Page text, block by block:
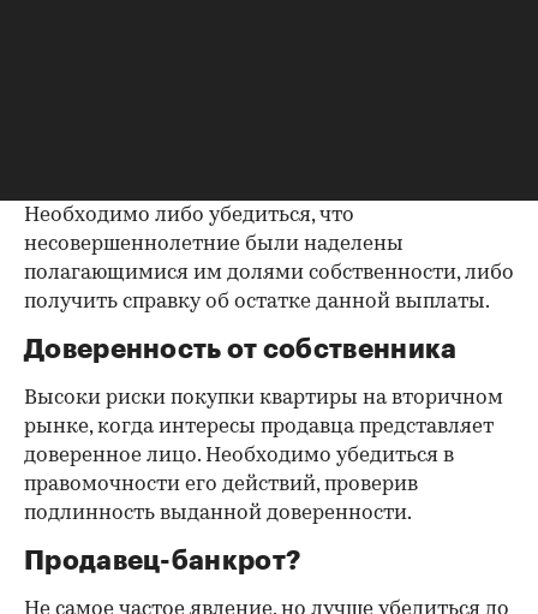
Необходимо либо убедиться, что
несовершеннолетние были наделены
полагающимися им долями собственности, либо
получить справку об остатке данной выплаты.
Доверенность от собственника
Высоки риски покупки квартиры на вторичном
рынке, когда интересы продавца представляет
доверенное лицо. Необходимо убедиться в
правомочности его действий, проверив
подлинность выданной доверенности.
Продавец-банкрот?
Не самое частое явление, но лучше убедиться до